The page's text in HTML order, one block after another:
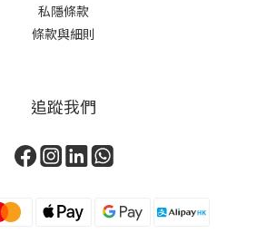
私隱條款
條款與細則
追蹤我們